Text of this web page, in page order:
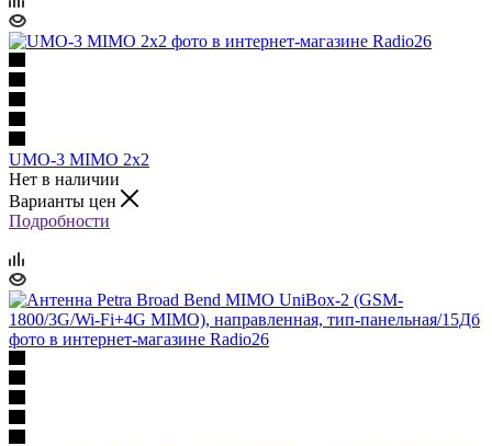
UMO-3 MIMO 2x2
Нет в наличии
Варианты цен
Подробности